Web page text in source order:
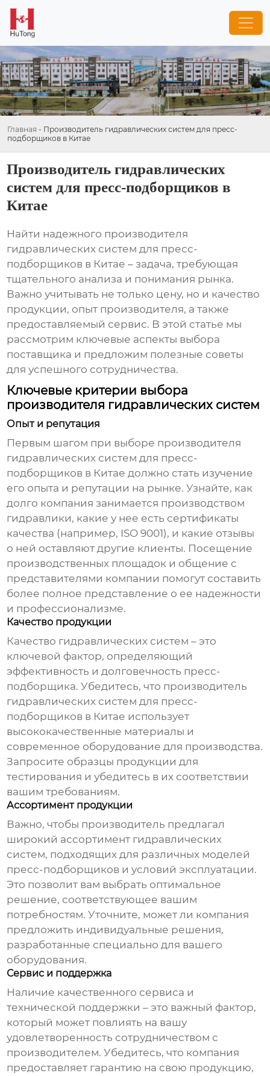
Главная - Производитель гидравлических систем для пресс-
подборщиков в Китае
Производитель гидравлических
систем для пресс-подборщиков в
Китае
Найти надежного производителя
гидравлических систем для пресс-
подборщиков в Китае – задача, требующая
тщательного анализа и понимания рынка.
Важно учитывать не только цену, но и качество
продукции, опыт производителя, а также
предоставляемый сервис. В этой статье мы
рассмотрим ключевые аспекты выбора
поставщика и предложим полезные советы
для успешного сотрудничества.
Ключевые критерии выбора
производителя гидравлических систем
Опыт и репутация
Первым шагом при выборе производителя
гидравлических систем для пресс-
подборщиков в Китае должно стать изучение
его опыта и репутации на рынке. Узнайте, как
долго компания занимается производством
гидравлики, какие у нее есть сертификаты
качества (например, ISO 9001), и какие отзывы
о ней оставляют другие клиенты. Посещение
производственных площадок и общение с
представителями компании помогут составить
более полное представление о ее надежности
и профессионализме.
Качество продукции
Качество гидравлических систем – это
ключевой фактор, определяющий
эффективность и долговечность пресс-
подборщика. Убедитесь, что производитель
гидравлических систем для пресс-
подборщиков в Китае использует
высококачественные материалы и
современное оборудование для производства.
Запросите образцы продукции для
тестирования и убедитесь в их соответствии
вашим требованиям.
Ассортимент продукции
Важно, чтобы производитель предлагал
широкий ассортимент гидравлических
систем, подходящих для различных моделей
пресс-подборщиков и условий эксплуатации.
Это позволит вам выбрать оптимальное
решение, соответствующее вашим
потребностям. Уточните, может ли компания
предложить индивидуальные решения,
разработанные специально для вашего
оборудования.
Сервис и поддержка
Наличие качественного сервиса и
технической поддержки – это важный фактор,
который может повлиять на вашу
удовлетворенность сотрудничеством с
производителем. Убедитесь, что компания
предоставляет гарантию на свою продукцию,